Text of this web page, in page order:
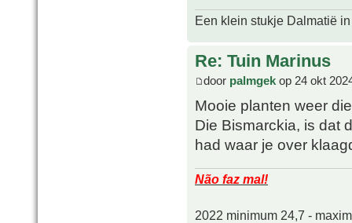
Een klein stukje Dalmatië
Re: Tuin Marinus
door palmgek op 24 okt
Mooie planten weer
Die Bismarckia, is dat
had waar je over
Não faz mal!
2022 minimum 24,7 -